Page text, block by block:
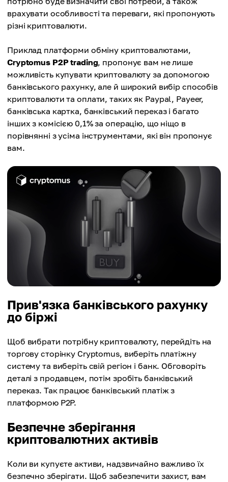
врахувати особливості та переваги, які пропонують
різні криптовалюти.
Приклад платформи обміну криптовалютами,
Cryptomus P2P trading, пропонує вам не лише
можливість купувати криптовалюту за допомогою
банківського рахунку, але й широкий вибір способів
криптовалюти та оплати, таких як Paypal, Payeer,
банківська картка, банківський переказ і багато
інших з комісією 0,1% за операцію, що ніщо в
порівнянні з усіма інструментами, які він пропонує
вам.
Прив'язка банківського рахунку
до біржі
Щоб вибрати потрібну криптовалюту, перейдіть на
торгову сторінку Cryptomus, виберіть платіжну
систему та виберіть свій регіон і банк. Обговоріть
деталі з продавцем, потім зробіть банківський
переказ. Так працює банківський платіж з
платформою P2P.
Безпечне зберігання
криптовалютних активів
Коли ви купуєте активи, надзвичайно важливо їх
безпечно зберігати. Щоб забезпечити захист, вам